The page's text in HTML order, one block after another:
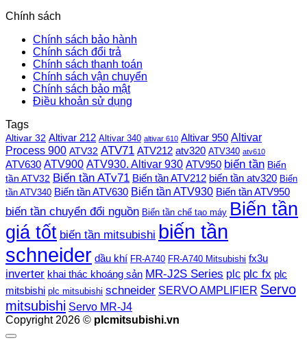
Chính sách
Chính sách bảo hành
Chính sách đổi trả
Chính sách thanh toán
Chính sách vận chuyển
Chính sách bảo mật
Điều khoản sử dụng
Tags
Altivar 32 Altivar 212 Altivar 340 altivar 610 Altivar 950 Altivar
Process 900 ATV32 ATV71 ATV212 atv320 ATV340 atv610
ATV630 ATV900 ATV930. Altivar 930 ATV950 biến tần Biến
tần ATV32 Biến tần ATv71 Biến tần ATV212 biến tần atv320 Biến
tần ATV340 Biến tần ATV630 Biến tần ATV930 Biến tần ATV950
biến tần chuyển đổi nguồn Biến tần chế tạo máy Biến tần
giá tốt biến tần mitsubishi biến tần
schneider dầu khí FR-A740 FR-A740 Mitsubishi fx3u
inverter khai thác khoáng sản MR-J2S Series plc plc fx plc
mitsbishi plc mitsubishi schneider SERVO AMPLIFIER Servo
mitsubishi Servo MR-J4
Copyright 2026 © plcmitsubishi.vn